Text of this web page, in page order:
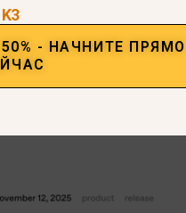
аудио,
, поэтому
- НАЧНИТЕ ПРЯМО